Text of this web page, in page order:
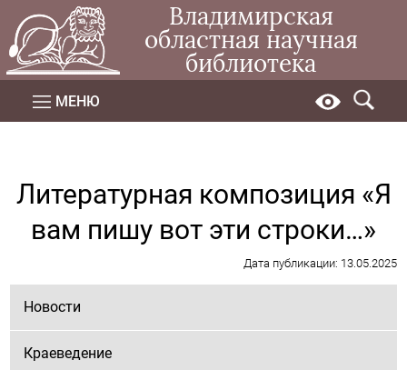
Владимирская
областная научная
библиотека
МЕНЮ
Литературная композиция «Я
вам пишу вот эти строки…»
Дата публикации: 13.05.2025
Новости
Краеведение